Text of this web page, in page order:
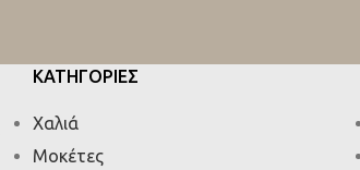
ΚΑΤΗΓΟΡΙΕΣ
Χαλιά
Μοκέτες